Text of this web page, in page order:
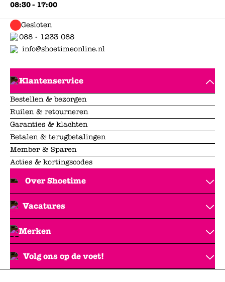
08:30 - 17:00
Gesloten
088 - 1233 088
info@shoetimeonline.nl
Klantenservice
Bestellen & bezorgen
Ruilen & retourneren
Garanties & klachten
Betalen & terugbetalingen
Member & Sparen
Acties & kortingscodes
Over Shoetime
Vacatures
Merken
Volg ons op de voet!